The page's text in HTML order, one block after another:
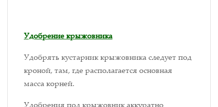
Удобрение крыжовника
Удобрять кустарник крыжовника следует под
кроной, там, где располагается основная
масса корней.
Удобрения под крыжовник аккуратно